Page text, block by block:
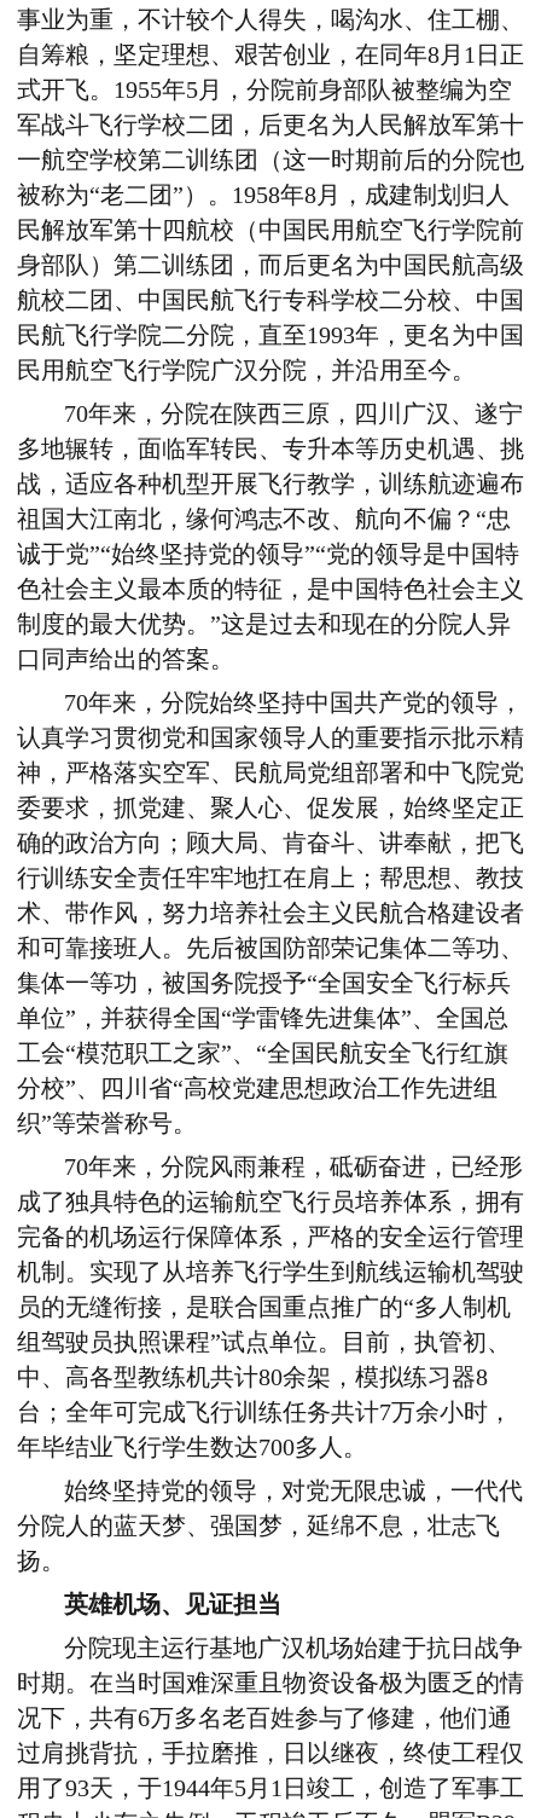
事业为重，不计较个人得失，喝沟水、住工棚、
自筹粮，坚定理想、艰苦创业，在同年8月1日正
式开飞。1955年5月，分院前身部队被整编为空
军战斗飞行学校二团，后更名为人民解放军第十
一航空学校第二训练团（这一时期前后的分院也
被称为“老二团”）。1958年8月，成建制划归人
民解放军第十四航校（中国民用航空飞行学院前
身部队）第二训练团，而后更名为中国民航高级
航校二团、中国民航飞行专科学校二分校、中国
民航飞行学院二分院，直至1993年，更名为中国
民用航空飞行学院广汉分院，并沿用至今。
70年来，分院在陕西三原，四川广汉、遂宁
多地辗转，面临军转民、专升本等历史机遇、挑
战，适应各种机型开展飞行教学，训练航迹遍布
祖国大江南北，缘何鸿志不改、航向不偏？“忠
诚于党”“始终坚持党的领导”“党的领导是中国特
色社会主义最本质的特征，是中国特色社会主义
制度的最大优势。”这是过去和现在的分院人异
口同声给出的答案。
70年来，分院始终坚持中国共产党的领导，
认真学习贯彻党和国家领导人的重要指示批示精
神，严格落实空军、民航局党组部署和中飞院党
委要求，抓党建、聚人心、促发展，始终坚定正
确的政治方向；顾大局、肯奋斗、讲奉献，把飞
行训练安全责任牢牢地扛在肩上；帮思想、教技
术、带作风，努力培养社会主义民航合格建设者
和可靠接班人。先后被国防部荣记集体二等功、
集体一等功，被国务院授予“全国安全飞行标兵
单位”，并获得全国“学雷锋先进集体”、全国总
工会“模范职工之家”、“全国民航安全飞行红旗
分校”、四川省“高校党建思想政治工作先进组
织”等荣誉称号。
70年来，分院风雨兼程，砥砺奋进，已经形
成了独具特色的运输航空飞行员培养体系，拥有
完备的机场运行保障体系，严格的安全运行管理
机制。实现了从培养飞行学生到航线运输机驾驶
员的无缝衔接，是联合国重点推广的“多人制机
组驾驶员执照课程”试点单位。目前，执管初、
中、高各型教练机共计80余架，模拟练习器8
台；全年可完成飞行训练任务共计7万余小时，
年毕结业飞行学生数达700多人。
始终坚持党的领导，对党无限忠诚，一代代
分院人的蓝天梦、强国梦，延绵不息，壮志飞
扬。
英雄机场、见证担当
分院现主运行基地广汉机场始建于抗日战争
时期。在当时国难深重且物资设备极为匮乏的情
况下，共有6万多名老百姓参与了修建，他们通
过肩挑背抗，手拉磨推，日以继夜，终使工程仅
用了93天，于1944年5月1日竣工，创造了军事工